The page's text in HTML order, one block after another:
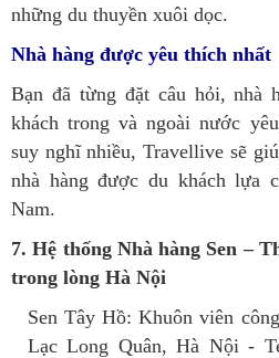
những du thuyền xuôi dọc.
Nhà hàng được yêu thích nhất
Bạn đã từng đặt câu hỏi, nhà
khách trong và ngoài nước
suy nghĩ nhiều, Travellive sẽ
nhà hàng được du khách lựa
Nam.
7. Hệ thống Nhà hàng Sen –
trong lòng Hà Nội
Sen Tây Hồ: Khuôn viên
Lạc Long Quân, Hà Nội -